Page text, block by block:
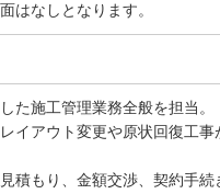
はなしとなります。
た施工管理業務全般を担当。
イアウト変更や原状回復工事
積もり、金額交渉、契約手